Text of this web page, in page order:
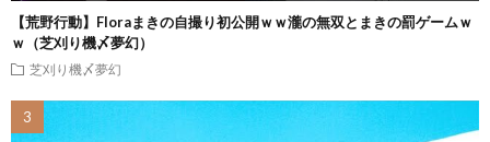
【荒野行動】Floraまきの自撮り初公開ｗｗ瀧の無双とまきの罰ゲームｗ
ｗ（芝刈り機〆夢幻）
芝刈り機〆夢幻